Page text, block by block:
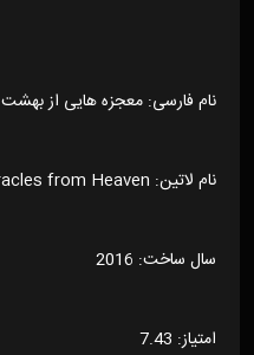
نام فارسی: معجزه هایی از بهشت
نام لاتین: Miracles from Heaven
سال ساخت: 2016
امتیاز: 7.43